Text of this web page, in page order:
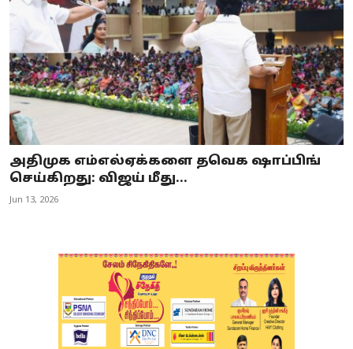
அதிமுக எம்எல்ஏக்களை தவெக ஷாப்பிங்
செய்கிறது: விஜய் மீது...
Jun 13, 2026